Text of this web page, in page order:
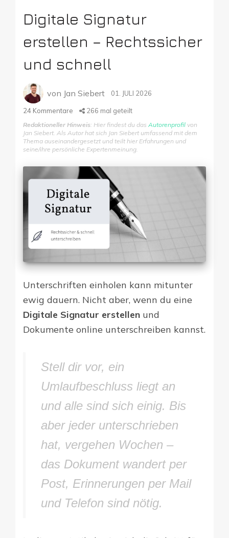
Digitale Signatur
erstellen – Rechtssicher
und schnell
von Jan Siebert 01. JULI 2026
24 Kommentare 266 mal geteilt
Redaktioneller Hinweis: Hier findest du das Autorenprofil von
Jan Siebert. Als Autor hat sich Jan Siebert umfassend mit dem
Thema auseinandergesetzt und teilt hier Erfahrungen und
seine/ihre persönliche Expertenmeinung.
Unterschriften einholen kann mitunter
ewig dauern. Nicht aber, wenn du eine
Digitale Signatur erstellen und
Dokumente online unterschreiben kannst.
Stell dir vor, ein
Umlaufbeschluss liegt an
und alle sind sich einig. Bis
aber jeder unterschrieben
hat, vergehen Wochen –
das Dokument wandert per
Post, Erinnerungen per Mail
und Telefon sind nötig.